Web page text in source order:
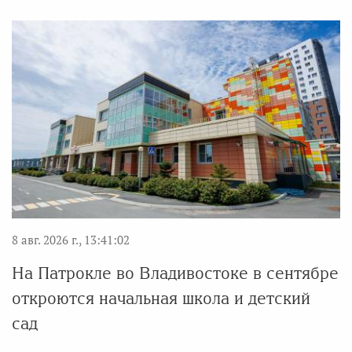
8 авг. 2026 г., 13:41:02
На Патрокле во Владивостоке в сентябре
откроются начальная школа и детский
сад